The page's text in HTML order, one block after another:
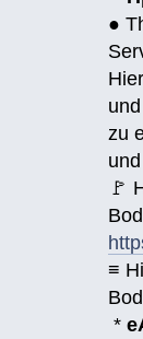
●
zu
🚩
≡
*